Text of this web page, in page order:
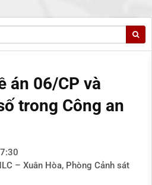
án 06/CP và
trong Công an
– Xuân Hòa, Phòng Cảnh sát